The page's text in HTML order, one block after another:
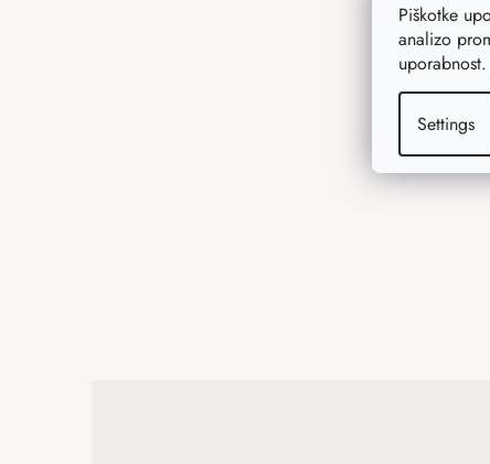
Piškotke
analizo
uporabnost.
Settings